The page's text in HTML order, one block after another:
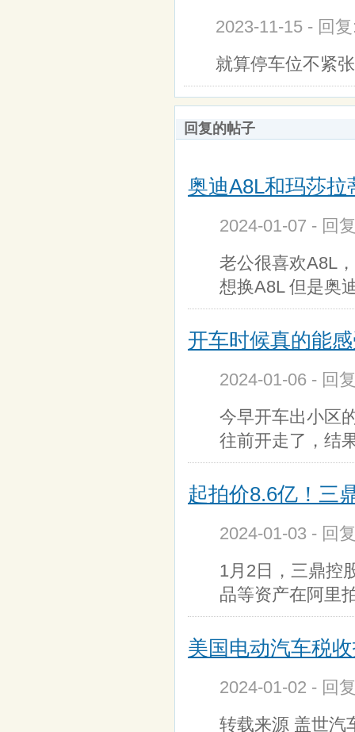
2023-11-15 - 回
就算停车位不紧
回复的帖子
奥迪A8L和玛莎
2024-01-07 - 回
老公很喜欢A8L
想换A8L 但是奥
开车时候真的能
2024-01-06 - 回
今早开车出小区
往前开走了，结
起拍价8.6亿！三
2024-01-03 - 回
1月2日，三鼎控
品等资产在阿里
美国电动汽车税
2024-01-02 - 回
转载来源 盖世汽